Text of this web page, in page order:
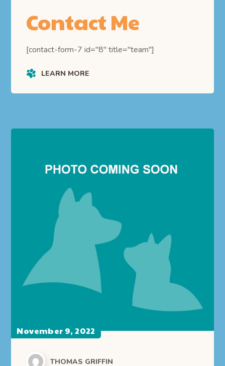
Contact Me
[contact-form-7 id="8" title="team"]
LEARN MORE
November 9, 2022
THOMAS GRIFFIN